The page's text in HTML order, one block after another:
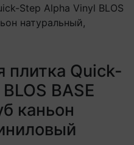
Step Alpha Vinyl BLOS
натуральный,
плитка Quick-
BASE
каньон